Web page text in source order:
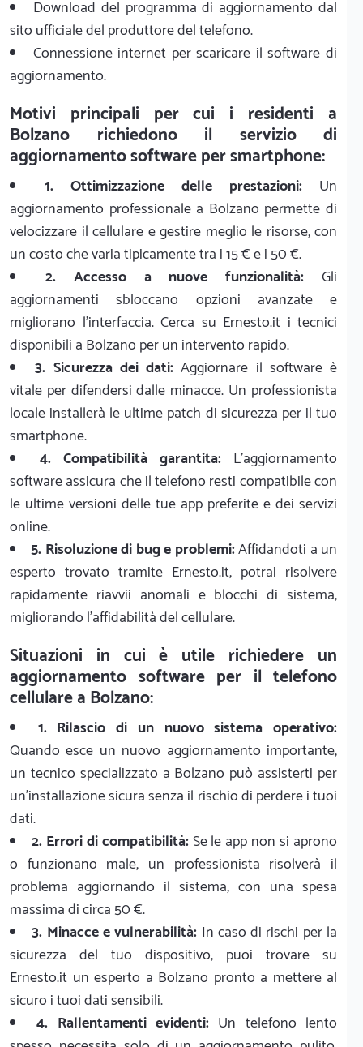
Download del programma di aggiornamento dal
sito ufficiale del produttore del telefono.
Connessione internet per scaricare il software di
aggiornamento.
Motivi principali per cui i residenti a
Bolzano richiedono il servizio di
aggiornamento software per smartphone:
1. Ottimizzazione delle prestazioni: Un
aggiornamento professionale a Bolzano permette di
velocizzare il cellulare e gestire meglio le risorse, con
un costo che varia tipicamente tra i 15 € e i 50 €.
2. Accesso a nuove funzionalità: Gli
aggiornamenti sbloccano opzioni avanzate e
migliorano l'interfaccia. Cerca su Ernesto.it i tecnici
disponibili a Bolzano per un intervento rapido.
3. Sicurezza dei dati: Aggiornare il software è
vitale per difendersi dalle minacce. Un professionista
locale installerà le ultime patch di sicurezza per il tuo
smartphone.
4. Compatibilità garantita: L'aggiornamento
software assicura che il telefono resti compatibile con
le ultime versioni delle tue app preferite e dei servizi
online.
5. Risoluzione di bug e problemi:Affidandoti a un
esperto trovato tramite Ernesto.it, potrai risolvere
rapidamente riavvii anomali e blocchi di sistema,
migliorando l'affidabilità del cellulare.
Situazioni in cui è utile richiedere un
aggiornamento software per il telefono
cellulare a Bolzano:
1. Rilascio di un nuovo sistema operativo:
Quando esce un nuovo aggiornamento importante,
un tecnico specializzato a Bolzano può assisterti per
un'installazione sicura senza il rischio di perdere i tuoi
dati.
2. Errori di compatibilità:Se le app non si aprono
o funzionano male, un professionista risolverà il
problema aggiornando il sistema, con una spesa
massima di circa 50 €.
3. Minacce e vulnerabilità: In caso di rischi per la
sicurezza del tuo dispositivo, puoi trovare su
Ernesto.it un esperto a Bolzano pronto a mettere al
sicuro i tuoi dati sensibili.
4. Rallentamenti evidenti: Un telefono lento